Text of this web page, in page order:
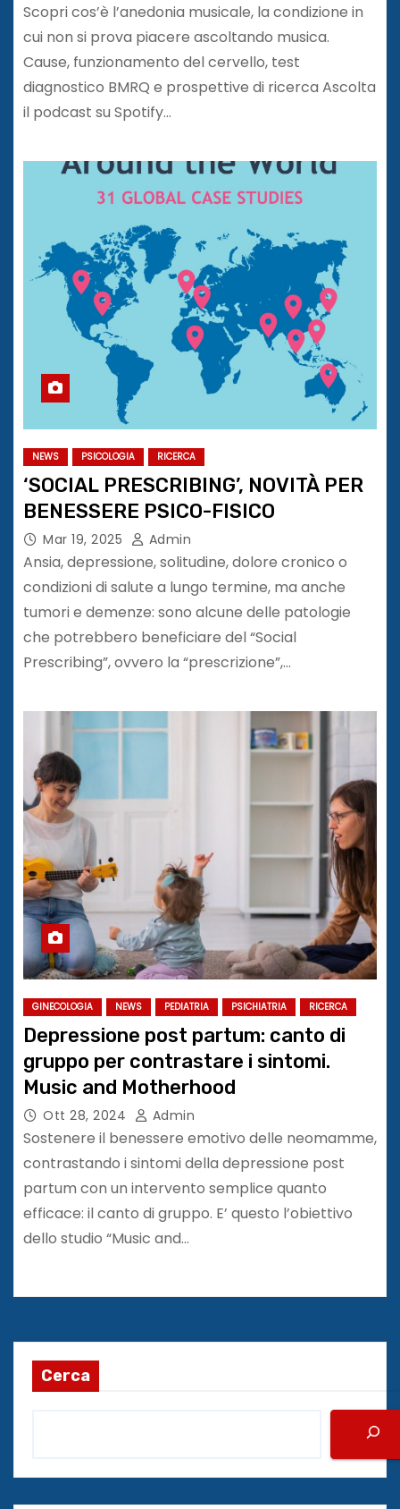
Scopri cos’è l’anedonia musicale, la condizione in
cui non si prova piacere ascoltando musica.
Cause, funzionamento del cervello, test
diagnostico BMRQ e prospettive di ricerca Ascolta
il podcast su Spotify…
NEWS PSICOLOGIA RICERCA
‘SOCIAL PRESCRIBING’, NOVITÀ PER
BENESSERE PSICO-FISICO
Mar 19, 2025 Admin
Ansia, depressione, solitudine, dolore cronico o
condizioni di salute a lungo termine, ma anche
tumori e demenze: sono alcune delle patologie
che potrebbero beneficiare del “Social
Prescribing”, ovvero la “prescrizione”,…
GINECOLOGIA NEWS PEDIATRIA PSICHIATRIA RICERCA
Depressione post partum: canto di
gruppo per contrastare i sintomi.
Music and Motherhood
Ott 28, 2024 Admin
Sostenere il benessere emotivo delle neomamme,
contrastando i sintomi della depressione post
partum con un intervento semplice quanto
efficace: il canto di gruppo. E’ questo l’obiettivo
dello studio “Music and…
Cerca